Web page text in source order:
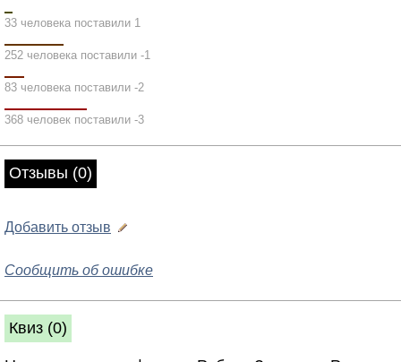
33 человека поставили 1
252 человека поставили -1
83 человека поставили -2
368 человек поставили -3
Отзывы (0)
Добавить отзыв
Сообщить об ошибке
Квиз (0)